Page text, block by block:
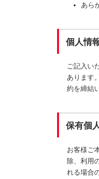
あら
個人情
ご記入い
あります
約を締結
保有個
お客様ご
除、利用
れる場合